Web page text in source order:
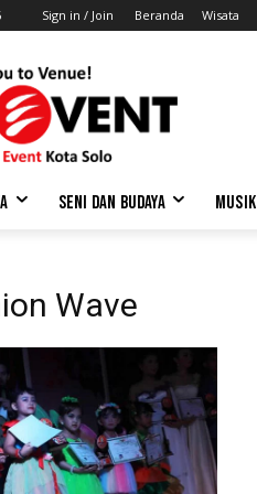
Sign in / Join Beranda Wisata
SENI DAN BUDAYA MUSIK
Wave